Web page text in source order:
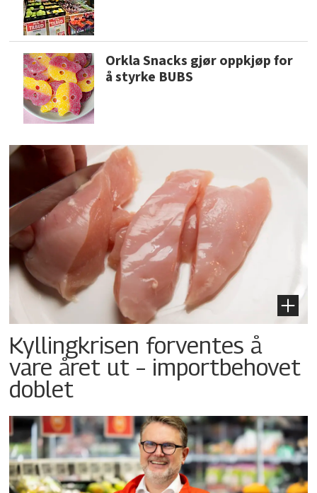
Orkla Snacks gjør oppkjøp for
å styrke BUBS
Kyllingkrisen forventes å
vare året ut – importbehovet
doblet